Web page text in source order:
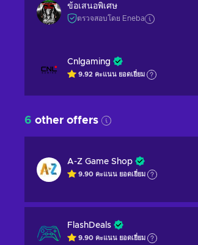
ข้อเสนอพิเศษ
ตรวจสอบโดย Eneba
Cnlgaming
9.92 คะแนน ยอดเยี่ยม
6 other offers
A-Z Game Shop
9.90 คะแนน ยอดเยี่ยม
FlashDeals
9.90 คะแนน ยอดเยี่ยม